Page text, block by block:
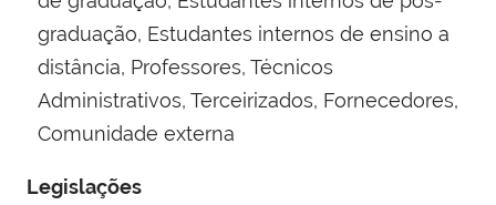
graduação, Estudantes internos de ensino a
distância, Professores, Técnicos
Administrativos, Terceirizados, Fornecedores,
Comunidade externa
Legislações